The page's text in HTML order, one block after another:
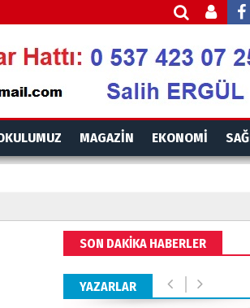
MAGAZİN EKONOMİ
SON DAKİKA HABERLER
YAZARLAR
EMPERYALİZM, UŞAKLARINA
AÇIK DESTEK VERİYOR…
DÜNYA DÜZENİ
Mesut Gencer
ANADOLU BASIN YAYIN
BİRLİĞİ
Alaeddin Usta